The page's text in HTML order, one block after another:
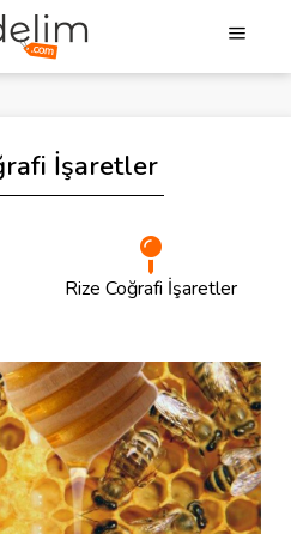
İşaretler
Rize Coğrafi İşaretler